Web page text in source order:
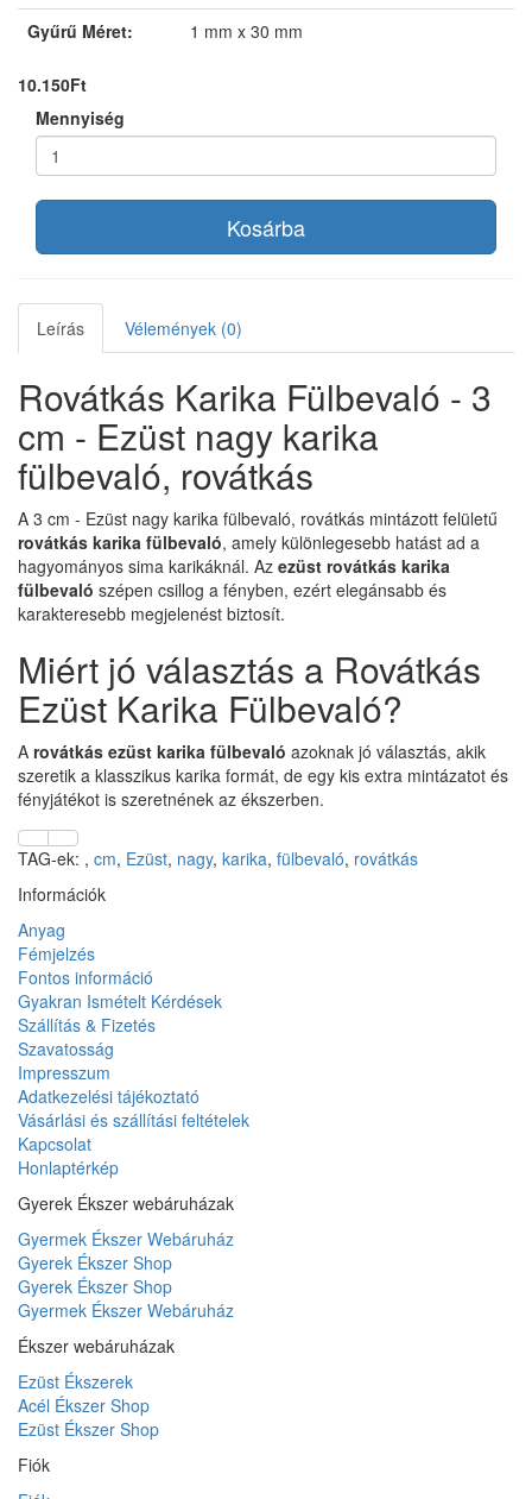
Gyűrű Méret:
1 mm x 30 mm
10.150Ft
Mennyiség
Kosárba
Leírás Vélemények (0)
Rovátkás Karika Fülbevaló - 3
cm - Ezüst nagy karika
fülbevaló, rovátkás
A 3 cm - Ezüst nagy karika fülbevaló, rovátkás mintázott felületű
rovátkás karika fülbevaló, amely különlegesebb hatást ad a
hagyományos sima karikáknál. Az ezüst rovátkás karika
fülbevaló szépen csillog a fényben, ezért elegánsabb és
karakteresebb megjelenést biztosít.
Miért jó választás a Rovátkás
Ezüst Karika Fülbevaló?
A rovátkás ezüst karika fülbevaló azoknak jó választás, akik
szeretik a klasszikus karika formát, de egy kis extra mintázatot és
fényjátékot is szeretnének az ékszerben.
TAG-ek: , cm, Ezüst, nagy, karika, fülbevaló, rovátkás
Információk
Anyag
Fémjelzés
Fontos információ
Gyakran Ismételt Kérdések
Szállítás & Fizetés
Szavatosság
Impresszum
Adatkezelési tájékoztató
Vásárlási és szállítási feltételek
Kapcsolat
Honlaptérkép
Gyerek Ékszer webáruházak
Gyermek Ékszer Webáruház
Gyerek Ékszer Shop
Gyerek Ékszer Shop
Gyermek Ékszer Webáruház
Ékszer webáruházak
Ezüst Ékszerek
Acél Ékszer Shop
Ezüst Ékszer Shop
Fiók